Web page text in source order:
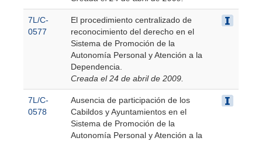
7L/C-
0577
El procedimiento centralizado de
reconocimiento del derecho en el
Sistema de Promoción de la
Autonomía Personal y Atención a la
Dependencia.
Creada el 24 de abril de 2009.
7L/C-
0578
Ausencia de participación de los
Cabildos y Ayuntamientos en el
Sistema de Promoción de la
Autonomía Personal y Atención a la